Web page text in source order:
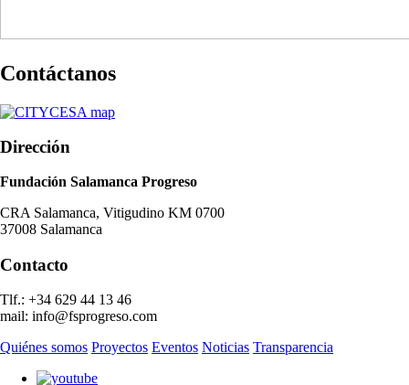
Contáctanos
Dirección
Fundación Salamanca Progreso
CRA Salamanca, Vitigudino KM 0700
37008 Salamanca
Contacto
Tlf.: +34 629 44 13 46
mail: info@fsprogreso.com
Quiénes somos Proyectos Eventos Noticias Transparencia